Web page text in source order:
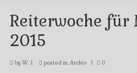
Reiterwoche für
2015
by W.| posted in: Archiv 0